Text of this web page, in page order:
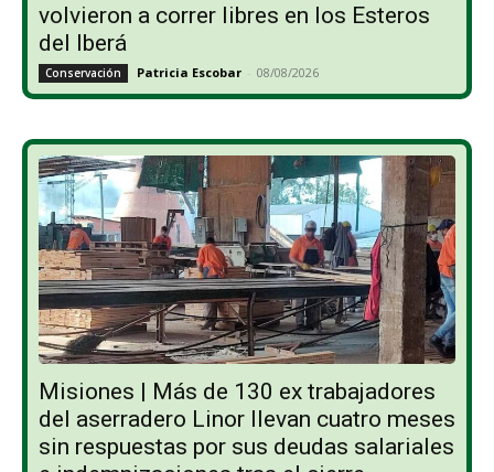
volvieron a correr libres en los Esteros
del Iberá
Conservación Patricia Escobar - 08/08/2026
Misiones | Más de 130 ex trabajadores
del aserradero Linor llevan cuatro meses
sin respuestas por sus deudas salariales